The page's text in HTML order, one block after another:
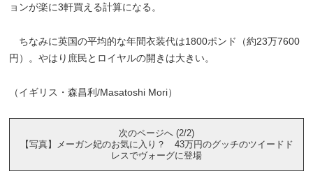
ョンが楽に3軒買える計算になる。
ちなみに英国の平均的な年間衣装代は1800ポンド（約23万7600
円）。やはり庶民とロイヤルの開きは大きい。
（イギリス・森昌利/Masatoshi Mori）
次のページへ (2/2)
【写真】メーガン妃のお気に入り？ 43万円のグッチのツイードド
レスでヴォーグに登場